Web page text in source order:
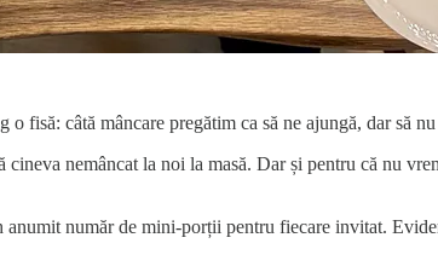
fisă: câtă mâncare pregătim ca să ne ajungă, dar să nu
nemâncat la noi la masă. Dar și pentru că nu
anumit număr de mini-porții pentru fiecare invitat.